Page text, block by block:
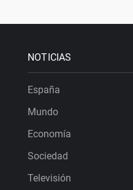
NOTICIAS
España
Mundo
Economía
Sociedad
Televisión